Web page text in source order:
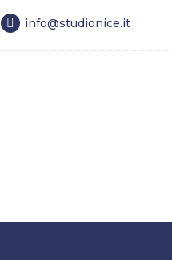
info@studionice.it